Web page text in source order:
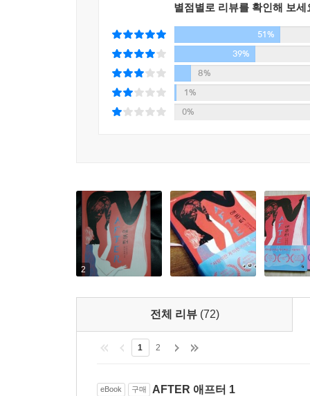
“우리가 내일 헤어진대도,
오늘은 널 갖고 싶어.”
연애는 과학이 아니라 문학이다. 사랑을 가능케
만들어 준다. 이 책은 사랑을 ‘연애 판타지’의 문
책은 마음과 몸이 함께하는 순도 높은 사랑 이야
이 책은 연애소설의 고전 ‘『오만과 편견』의 부
연애의 과정은 200년 전에 쓰인 소설 『오만과
엘리자베스와 닮아 있다. 이 책의 작가 안나 토드
‘내가 누구인지’를 깨닫고, 자신과 상대의 존재를
별점별로 리뷰를 확인해 보세
51%
39%
8%
1%
0%
2
전체 리뷰 (72)
1 2
eBook 구매 AFTER 애프터 1